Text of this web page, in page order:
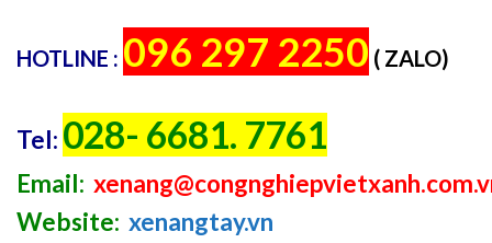
HOTLINE : 096 297 2250 ( ZALO)
Tel: 028- 6681. 7761
Email:
Website: xenangtay.vn